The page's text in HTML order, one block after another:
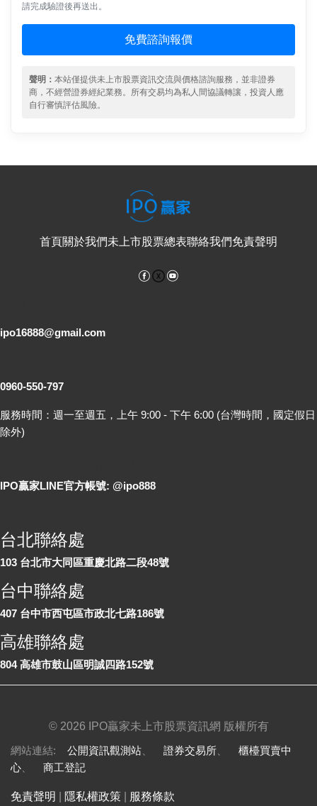
請完成驗證後再送出。
免費諮詢報價
聲明： 本站僅提供未上市股票資訊交流與價格諮詢服務，並非證券
商，不經營證券經紀業務。所有交易均為私人間協議轉讓，投資人應
自行審慎評估風險。
首頁關於我們未上市股票總表聯絡我們免責聲明
Facebook
ipo16888@gmail.com
0960-550-797
服務時間：週一至週五，上午 9:00 - 下午 6:00 (台灣時間，國定假日
除外)
IPO贏家LINE官方帳號: @ipo888
台北聯絡處
103 台北市大同區重慶北路二段48號
台中聯絡處
407 台中市西屯區市政北七路186號
高雄聯絡處
804 高雄市鼓山區明誠四路152號
© 2026 IPO贏家未上市股票資訊網 版權所有
網站連結: 公開資訊觀測站 證券交易所
櫃檯買賣中
心
商工登記
免責聲明 隱私權政策 服務條款